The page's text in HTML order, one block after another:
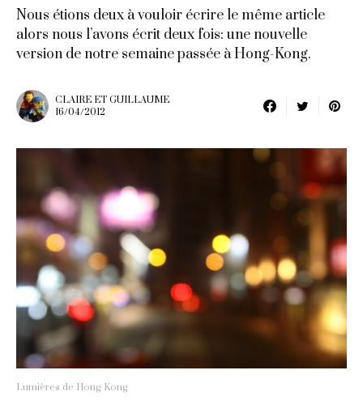
Lumières de Hong-Kong
Nous étions deux à vouloir écrire le même article
alors nous l’avons écrit deux fois: une nouvelle
version de notre semaine passée à Hong-Kong.
CLAIRE ET GUILLAUME
16/04/2012